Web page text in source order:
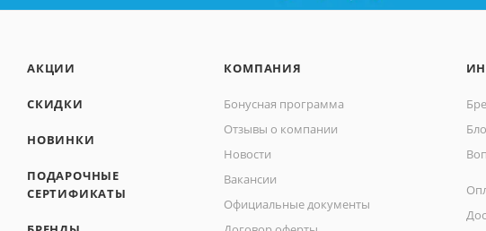
АКЦИИ
СКИДКИ
НОВИНКИ
ПОДАРОЧНЫЕ
СЕРТИФИКАТЫ
КОМПАНИЯ
Бонусная программа
Отзывы о компании
Новости
Вакансии
Официальные документы